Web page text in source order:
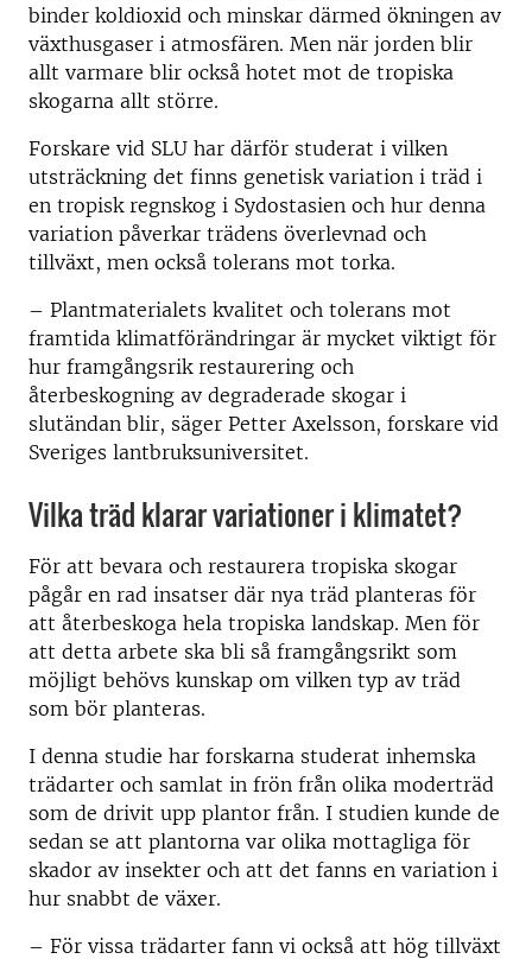
binder koldioxid och minskar därmed ökningen av
växthusgaser i atmosfären. Men när jorden blir
allt varmare blir också hotet mot de tropiska
skogarna allt större.
Forskare vid SLU har därför studerat i vilken
utsträckning det finns genetisk variation i träd i
en tropisk regnskog i Sydostasien och hur denna
variation påverkar trädens överlevnad och
tillväxt, men också tolerans mot torka.
– Plantmaterialets kvalitet och tolerans mot
framtida klimatförändringar är mycket viktigt för
hur framgångsrik restaurering och
återbeskogning av degraderade skogar i
slutändan blir, säger Petter Axelsson, forskare vid
Sveriges lantbruksuniversitet.
Vilka träd klarar variationer i klimatet?
För att bevara och restaurera tropiska skogar
pågår en rad insatser där nya träd planteras för
att återbeskoga hela tropiska landskap. Men för
att detta arbete ska bli så framgångsrikt som
möjligt behövs kunskap om vilken typ av träd
som bör planteras.
I denna studie har forskarna studerat inhemska
trädarter och samlat in frön från olika moderträd
som de drivit upp plantor från. I studien kunde de
sedan se att plantorna var olika mottagliga för
skador av insekter och att det fanns en variation i
hur snabbt de växer.
– För vissa trädarter fann vi också att hög tillväxt